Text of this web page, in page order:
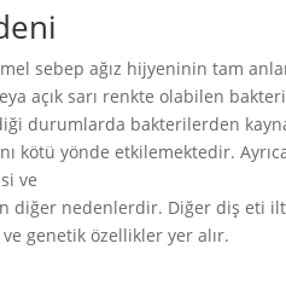
sebep ağız hijyeninin tam
açık sarı renkte olabilen
durumlarda bakterilerden
kötü yönde etkilemektedir.
ve
diğer nedenlerdir. Diğer diş eti
ve genetik özellikler yer alır.